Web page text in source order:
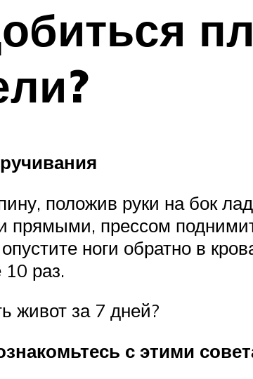
положив руки на бок
прямыми, прессом
ноги обратно в
10 раз.
живот за 7 дней?
с этими